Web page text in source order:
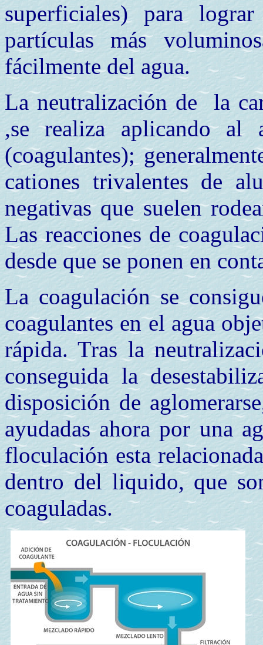
superficiales) para
partículas más
fácilmente del agua.
La neutralización de la
,se realiza aplicando al
(coagulantes);
cationes trivalentes de
negativas que suelen
Las reacciones de
desde que se ponen en
La coagulación se
coagulantes en el agua
rápida. Tras la
conseguida la
disposición de
ayudadas ahora por una
floculación esta
dentro del liquido, que
coaguladas.